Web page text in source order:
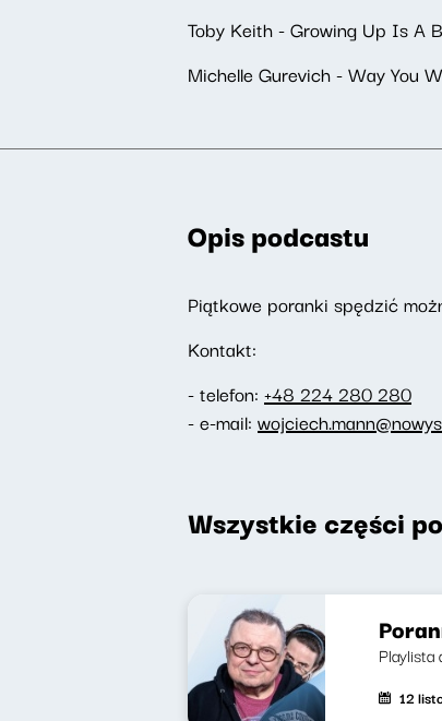
Toby Keith - Growing Up Is A
Michelle Gurevich - Way You
Opis podcastu
Piątkowe poranki spędzić
Kontakt:
- telefon: +48 224 280 280
- e-mail:
Wszystkie części
12